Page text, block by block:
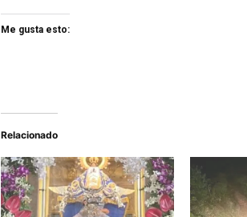
Me gusta esto:
Relacionado